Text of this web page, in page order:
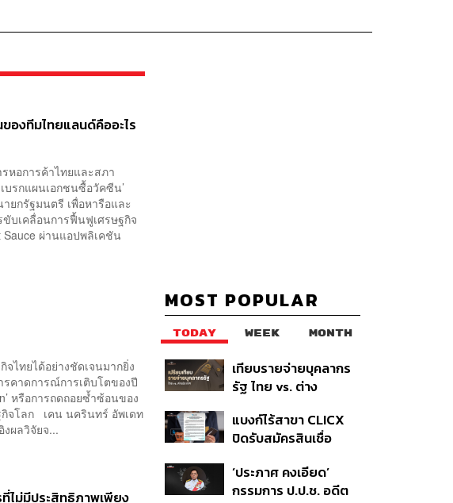
องทีมไทยแลนด์คืออะไร
หอการค้าไทยและสภา
บรกแผนเอกชนซื้อวัคซีน’
ยกรัฐมนตรี เพื่อหารือและ
บเคลื่อนการฟื้นฟูเศรษฐกิจ
ผ่านแอปพลิเคชัน
ไทยได้อย่างชัดเจนมากยิ่ง
คาดการณ์การเติบโตของปี
หรือการถดถอยซ้ำซ้อนของ
กิจโลก เคน นครินทร์ อัพเดท
ผลวิจัยจ...
ที่ไม่มีประสิทธิภาพเพียง
MOST POPULAR
TODAY WEEK MONTH
เทียบรายจ่ายบุคลากร
รัฐ ไทย vs. ต่าง
100 บาทของคนไทยใช้
ไปกับข้าราชการเฉียด
แบงก์ไร้สาขา CLICX
ปิดรับสมัครสินเชื่อ
สัญญาณเตือนกลุ่มกู้
เงินผิดวัตถุประสงค์-ให้
‘ประภาศ คงเอียด’
กรรมการ ป.ป.ช. อดีต